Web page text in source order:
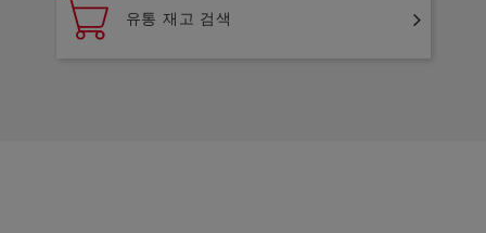
유통 재고 검색